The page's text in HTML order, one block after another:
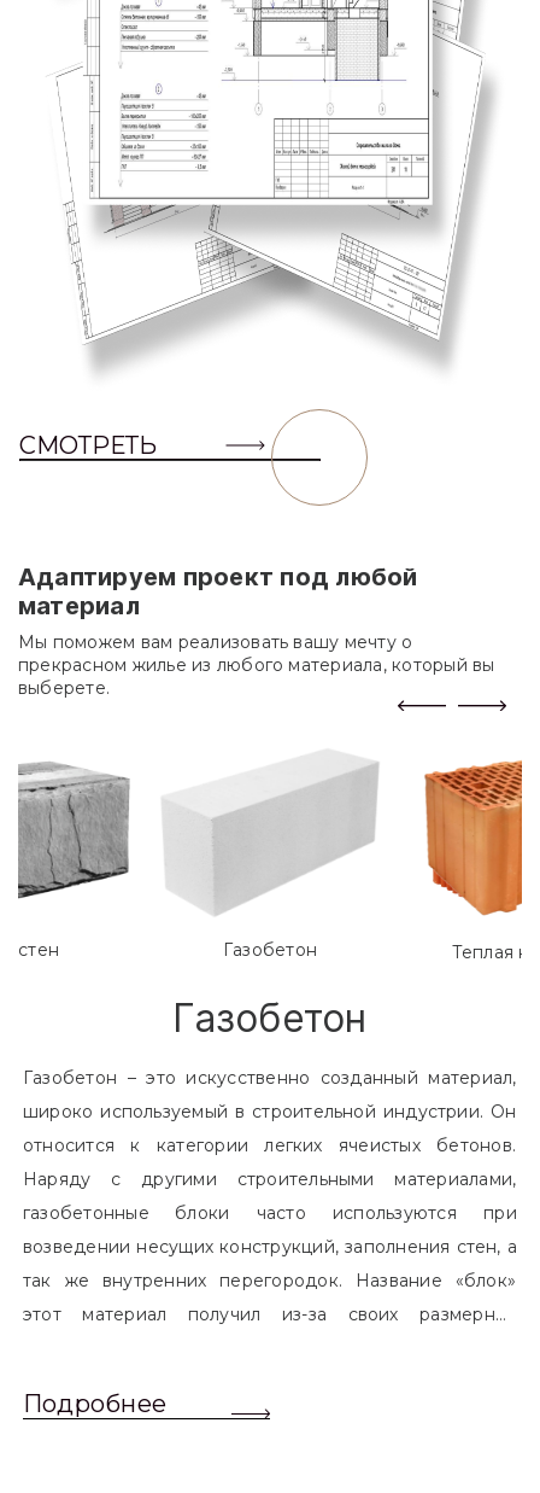
СМОТРЕТЬ
Адаптируем проект под любой
материал
Мы поможем вам реализовать вашу мечту о
прекрасном жилье из любого материала, который вы
выберете.
Газобетон Теплая
Газобетон
Газобетон – это искусственно созданный материал,
широко используемый в строительной индустрии. Он
относится к категории легких ячеистых бетонов.
Наряду с другими строительными материалами,
газобетонные блоки часто используются при
возведении несущих конструкций, заполнения стен, а
так же внутренних перегородок. Название «блок»
этот материал получил из-за своих размерных
обычный одинарный кирпич. Размер блоков различен
Подробнее